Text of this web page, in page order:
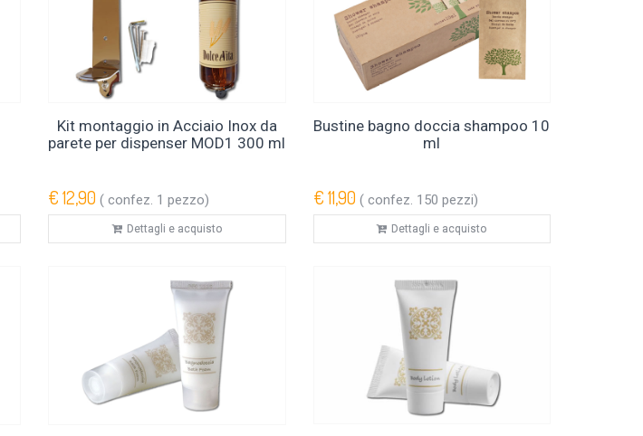
Kit montaggio in Acciaio Inox da
parete per dispenser MOD1 300 ml
€ 12,90 ( confez. 1 pezzo)
Dettagli e acquisto
Bustine bagno doccia shampoo 10
ml
€ 11,90 ( confez. 150 pezzi)
Dettagli e acquisto